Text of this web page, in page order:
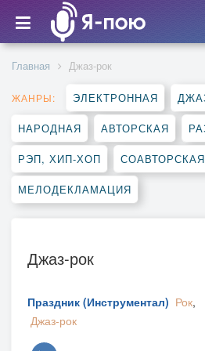
Главная Джаз-рок
ЖАНРЫ: ЭЛЕКТРОННАЯ
НАРОДНАЯ АВТОРСКАЯ
РЭП, ХИП-ХОП СОАВТОРСКАЯ
МЕЛОДЕКЛАМАЦИЯ
Джаз-рок
Праздник (Инструментал) Рок,
Джаз-рок